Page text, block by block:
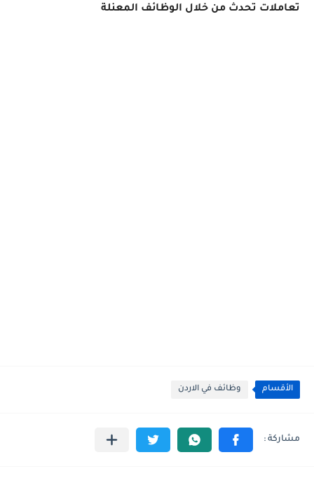
تعاملات تحدث من خلال الوظائف المعنلة
الأقسام وظائف في الاردن